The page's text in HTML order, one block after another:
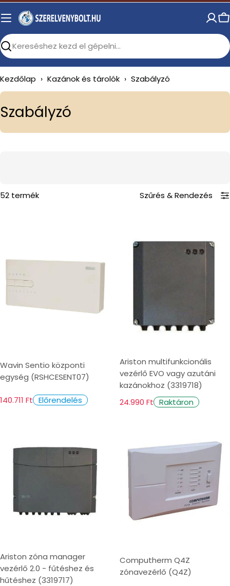
Skip
to
Search
Kezdőlap › Kazánok és tárolók › Szabályzó
C
o
c
n
Szabályzó
52 termék Szűrés &Rendezés
Wavin Sentio központi
egység (RSHCESENT07)
140.711 Ft Előrendelés
Ariston multifunkcionális
vezérlő EVO vagy azutáni
kazánokhoz (3319718)
24.990 Ft Raktáron
Ariston zóna manager
vezérlő 2.0 - fűtéshez és
hűtéshez (3319717)
Computherm Q4Z
zónavezérlő (Q4Z)